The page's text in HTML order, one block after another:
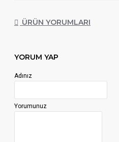
ÜRÜN YORUMLARI
YORUM YAP
Adınız
Yorumunuz